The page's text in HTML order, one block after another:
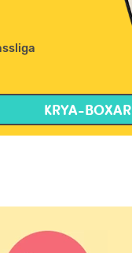
KRYA-BOXAR